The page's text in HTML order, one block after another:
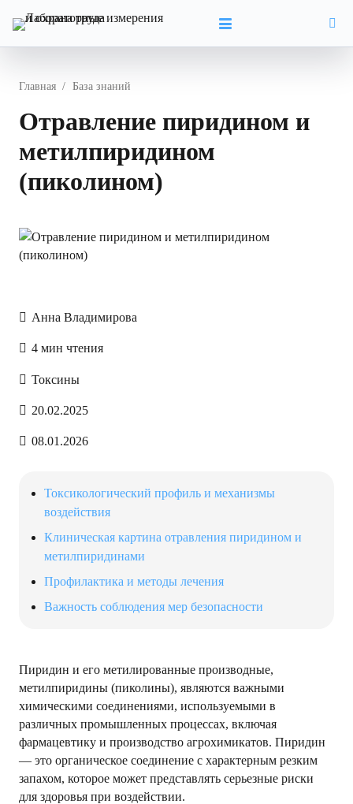
Главная / База знаний
Отравление пиридином и
метилпиридином
(пиколином)
Анна Владимирова
4 мин чтения
Токсины
20.02.2025
08.01.2026
Пиридин и его метилированные производные,
метилпиридины (пиколины), являются важными
химическими соединениями, используемыми в
различных промышленных процессах, включая
фармацевтику и производство агрохимикатов. Пиридин
— это органическое соединение с характерным резким
запахом, которое может представлять серьезные риски
для здоровья при воздействии.
Токсикологический профиль и механизмы
воздействия
Клиническая картина отравления пиридином и
метилпиридинами
Профилактика и методы лечения
Важность соблюдения мер безопасности